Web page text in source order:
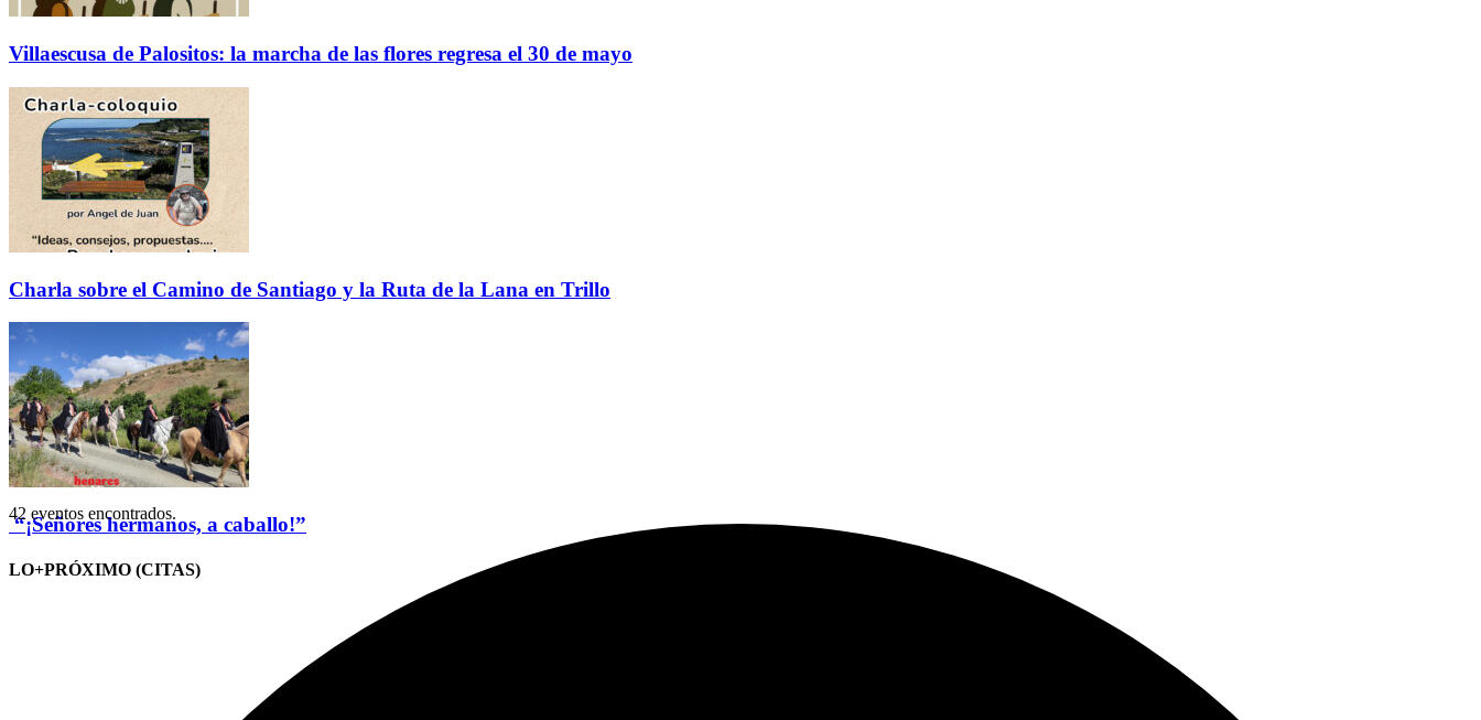
Villaescusa de Palositos: la marcha de las flores regresa el 30 de mayo
Charla sobre el Camino de Santiago y la Ruta de la Lana en Trillo
“¡Señores hermanos, a caballo!”
LO+PRÓXIMO (CITAS)
42 eventos encontrados.